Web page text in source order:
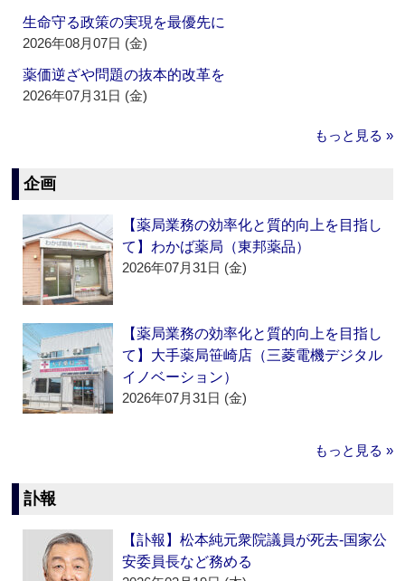
生命守る政策の実現を最優先に
2026年08月07日 (金)
薬価逆ざや問題の抜本的改革を
2026年07月31日 (金)
もっと見る »
企画
【薬局業務の効率化と質的向上を目指し
て】わかば薬局（東邦薬品）
2026年07月31日 (金)
【薬局業務の効率化と質的向上を目指し
て】大手薬局笹崎店（三菱電機デジタル
イノベーション）
2026年07月31日 (金)
もっと見る »
訃報
【訃報】松本純元衆院議員が死去‐国家公
安委員長など務める